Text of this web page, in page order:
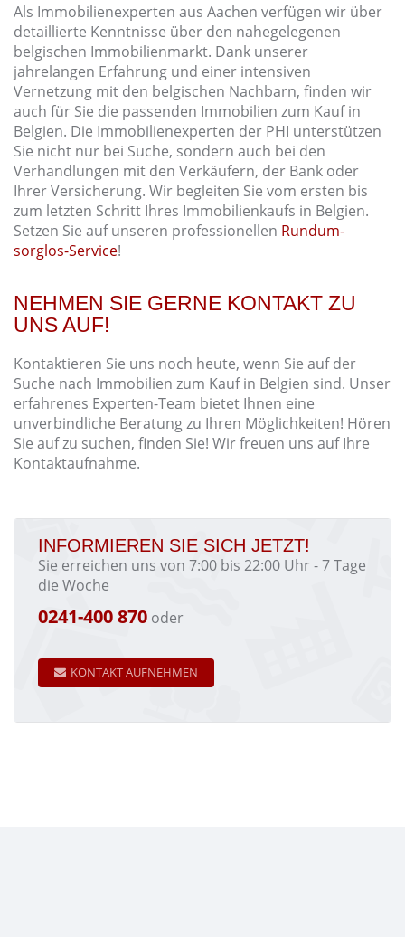
Als Immobilienexperten aus Aachen verfügen wir über
detaillierte Kenntnisse über den nahegelegenen
belgischen Immobilienmarkt. Dank unserer
jahrelangen Erfahrung und einer intensiven
Vernetzung mit den belgischen Nachbarn, finden wir
auch für Sie die passenden Immobilien zum Kauf in
Belgien. Die Immobilienexperten der PHI unterstützen
Sie nicht nur bei Suche, sondern auch bei den
Verhandlungen mit den Verkäufern, der Bank oder
Ihrer Versicherung. Wir begleiten Sie vom ersten bis
zum letzten Schritt Ihres Immobilienkaufs in Belgien.
Setzen Sie auf unseren professionellen Rundum-
sorglos-Service!
NEHMEN SIE GERNE KONTAKT ZU
UNS AUF!
Kontaktieren Sie uns noch heute, wenn Sie auf der
Suche nach Immobilien zum Kauf in Belgien sind. Unser
erfahrenes Experten-Team bietet Ihnen eine
unverbindliche Beratung zu Ihren Möglichkeiten! Hören
Sie auf zu suchen, finden Sie! Wir freuen uns auf Ihre
Kontaktaufnahme.
INFORMIEREN SIE SICH JETZT!
Sie erreichen uns von 7:00 bis 22:00 Uhr - 7 Tage
die Woche
0241-400 870 oder
KONTAKT AUFNEHMEN